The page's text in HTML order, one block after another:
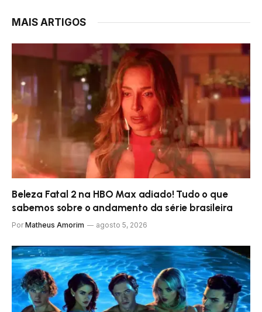
MAIS ARTIGOS
Beleza Fatal 2 na HBO Max adiado! Tudo o que
sabemos sobre o andamento da série brasileira
Por Matheus Amorim agosto 5, 2026